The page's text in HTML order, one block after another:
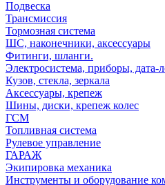
Подвеска
Трансмиссия
Тормозная система
ШС, наконечники, аксессуары
Фитинги, шланги.
Электросистема, приборы, дата-
Кузов, стекла, зеркала
Аксессуары, крепеж
Шины, диски, крепеж колес
ГСМ
Топливная система
Рулевое управление
ГАРАЖ
Экипировка механика
Инструменты и оборудование